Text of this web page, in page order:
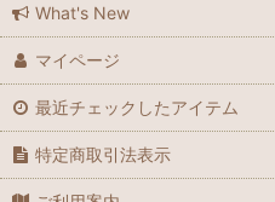
What's New
マイページ
最近チェックしたアイテム
特定商取引法表示